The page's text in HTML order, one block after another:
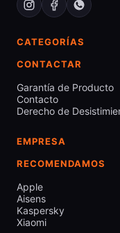
CATEGORÍAS
CONTACTAR
Garantía de Producto
Contacto
Derecho de
EMPRESA
RECOMENDAMOS
Apple
Aisens
Kaspersky
Xiaomi